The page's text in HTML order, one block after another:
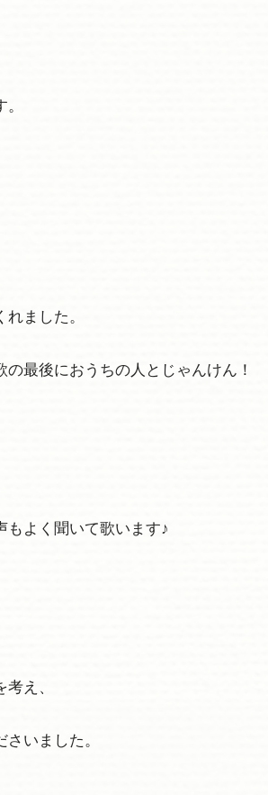
ました。
最後におうちの人とじゃんけん！
よく聞いて歌います♪
え、
いました。